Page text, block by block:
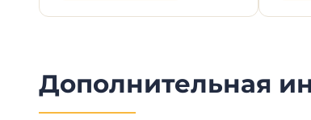
Дополнительная